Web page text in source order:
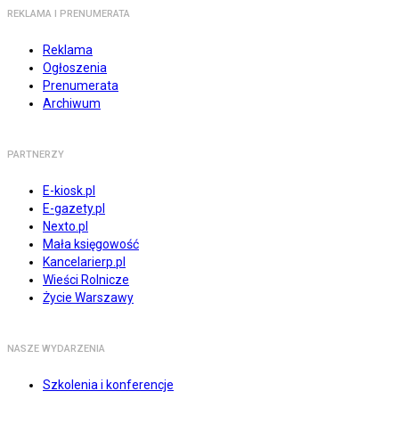
REKLAMA I PRENUMERATA
Reklama
Ogłoszenia
Prenumerata
Archiwum
PARTNERZY
E-kiosk.pl
E-gazety.pl
Nexto.pl
Mała księgowość
Kancelarierp.pl
Wieści Rolnicze
Życie Warszawy
NASZE WYDARZENIA
Szkolenia i konferencje